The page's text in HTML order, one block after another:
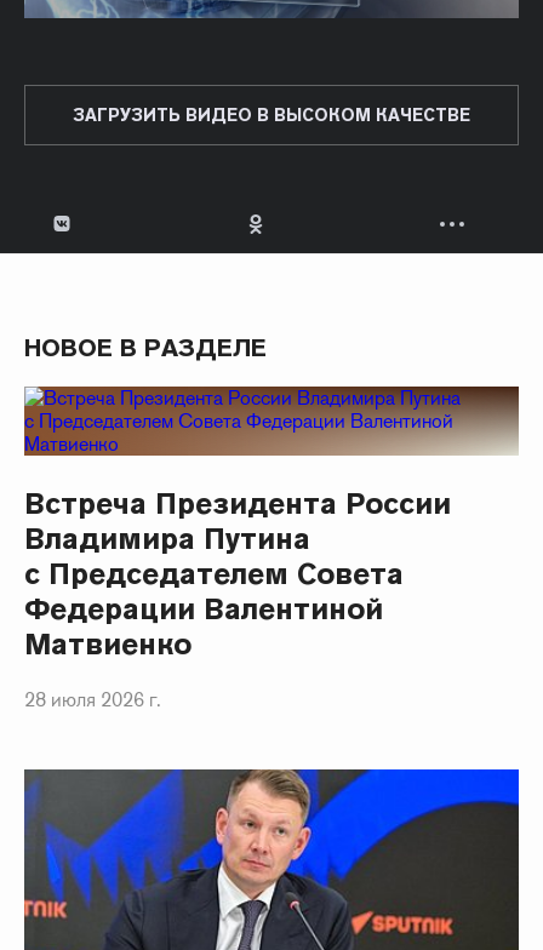
ЗАГРУЗИТЬ ВИДЕО В ВЫСОКОМ КАЧЕСТВЕ
НОВОЕ В РАЗДЕЛЕ
Встреча Президента России
Владимира Путина
с Председателем Совета
Федерации Валентиной
Матвиенко
28 июля 2026 г.